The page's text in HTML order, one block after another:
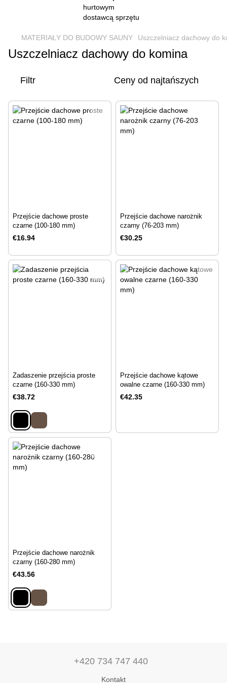
MATERIAŁY DO BUDOWY SAUNY Uszczelniacz dachowy do
Uszczelniacz dachowy do komina
Filtr Ceny od najtańszych
Przejście dachowe proste
czarne (100-180 mm)
€16.94
Przejście dachowe narożnik
czarny (76-203 mm)
€30.25
Zadaszenie przejścia proste
czarne (160-330 mm)
€38.72
Przejście dachowe kątowe
owalne czarne (160-330 mm)
€42.35
Przejście dachowe narożnik
czarny (160-280 mm)
€43.56
+420 734 747 440
Kontakt